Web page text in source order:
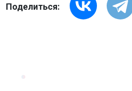
Поделиться: